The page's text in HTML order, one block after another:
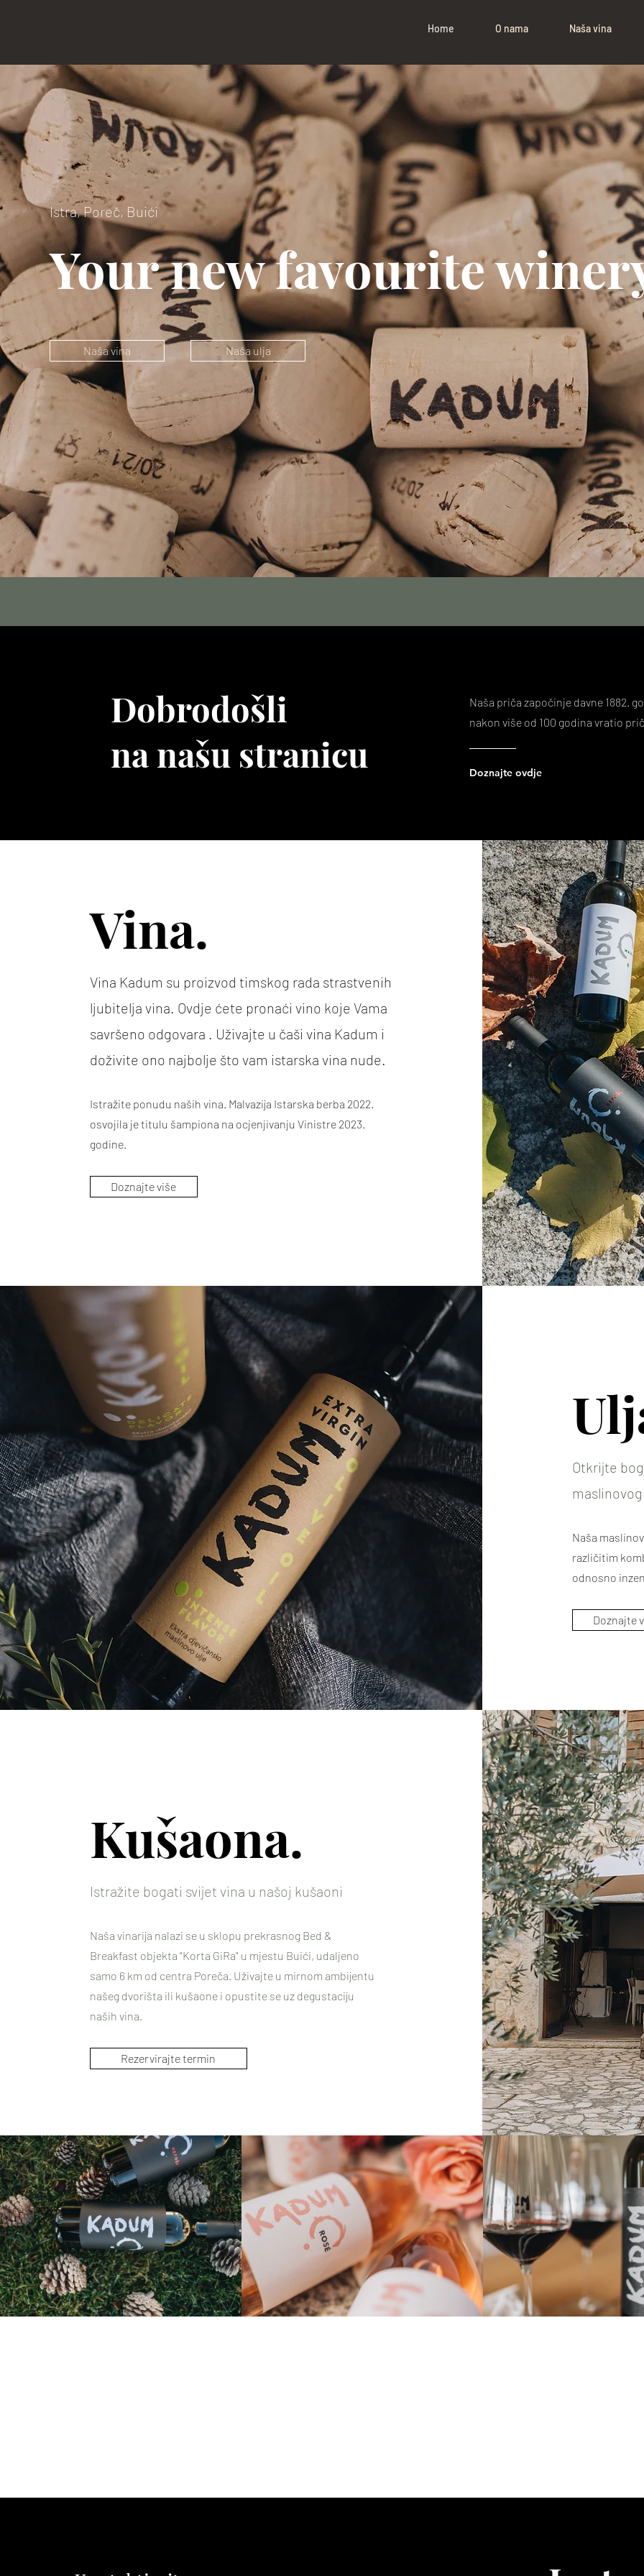
Home O nama Naša vina
Istra, Poreč, Buići
Your new favourite
Naša vina Naša ulja
Dobrodošli
na našu stranicu
Naša priča započinje davne 1882.
nakon više od 100 godina vratio
Doznajte ovdje
Vina.
Vina Kadum su proizvod timskog rada strastvenih
ljubitelja vina. Ovdje ćete pronaći vino koje Vama
savršeno odgovara . Uživajte u čaši vina Kadum i
doživite ono najbolje što vam istarska vina nude.
Istražite ponudu naših vina. Malvazija Istarska berba 2022.
osvojila je titulu šampiona na ocjenjivanju Vinistre 2023.
godine.
Doznajte više
Otkrijte
Naša
različitim
odnosno
Doznajte
Kušaona.
Istražite bogati svijet vina u našoj kušaoni
Naša vinarija nalazi se u sklopu prekrasnog Bed &
Breakfast objekta "Korta GiRa" u mjestu Buići, udaljeno
samo 6 km od centra Poreča. Uživajte u mirnom ambijentu
našeg dvorišta ili kušaone i opustite se uz degustaciju
naših vina.
Rezervirajte termin